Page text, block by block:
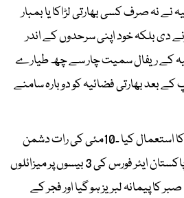
نے نہ صرف کسی بھارتی لڑاکا یا بمبار
دی بلکہ خود اپنی سرحدوں کے اندر
کے ریفال سمیت چار سے چھ طیارے
بعد بھارتی فضائیہ کو دوبارہ سامنے
بھارت نے اس کے بعد ڈرونز کا استعمال کیا ۔10مئی کی رات دشمن
نے رات کے اندھیرے میں پاکستان ایئر فورس کی 3 بیسوں پر میزائلوں
کا پیمانہ لبریز ہو گیا اور فجر کے